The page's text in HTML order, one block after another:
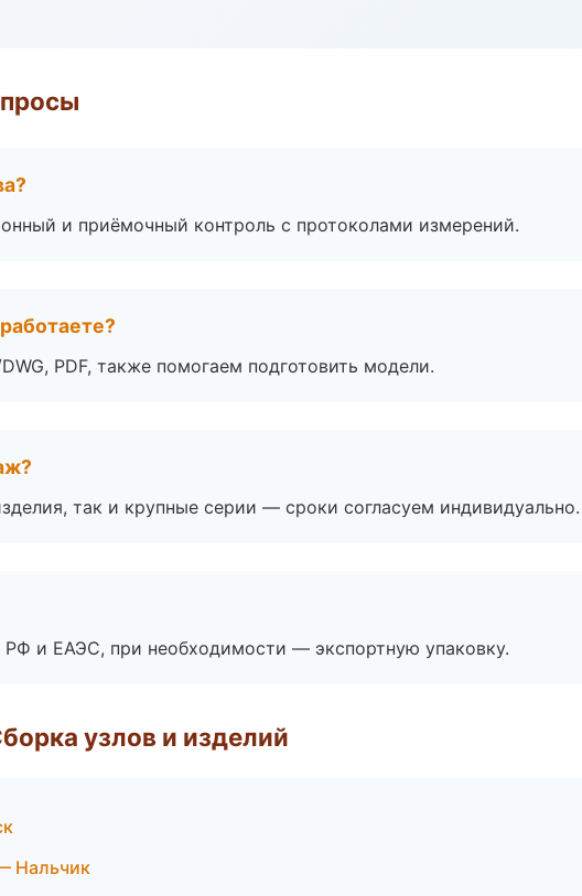
и приёмочный контроль с протоколами измерений.
PDF, также помогаем подготовить модели.
так и крупные серии — сроки согласуем индивидуально.
РФ и ЕАЭС, при необходимости — экспортную упаковку.
узлов и изделий
Нальчик